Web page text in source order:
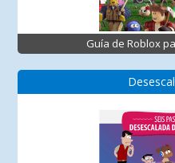
Guía de Roblox